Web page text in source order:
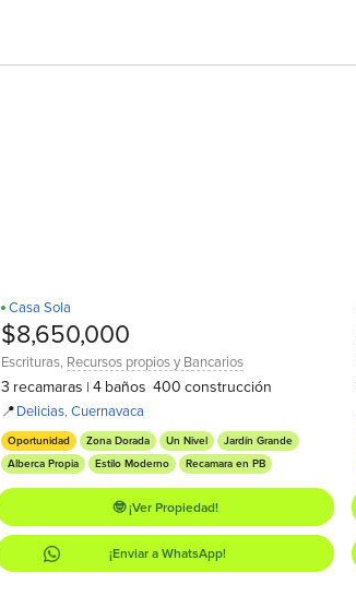
Un Nivel
Recamara en PB
D
Casa Sola
$8,650,000
Escrituras, Recursos propios y Bancarios
3 recamaras | 4 baños 400 construcción
📍Delicias,Cuernavaca
Oportunidad Zona Dorada Un Nivel
Jardín Grande
Alberca Propia
Estilo Moderno Recamara en PB
🤓 ¡Ver Propiedad!
¡Enviar a WhatsApp!